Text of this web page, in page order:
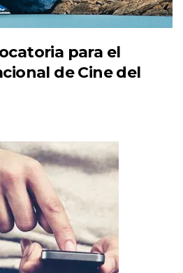
para el
de Cine del